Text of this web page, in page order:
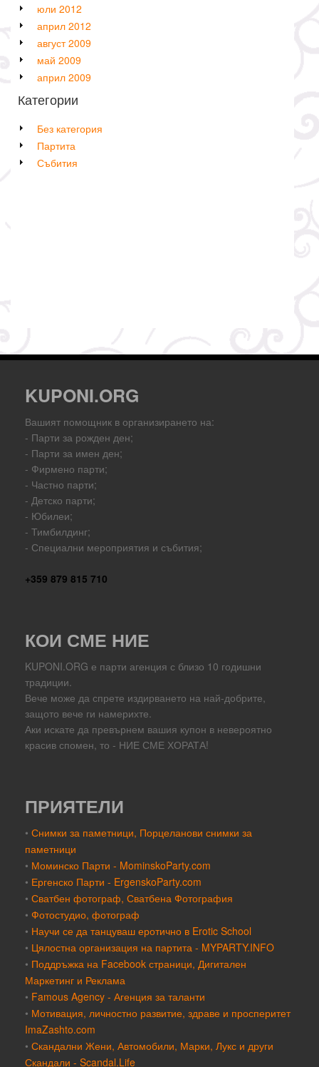
юли 2012
април 2012
август 2009
май 2009
април 2009
Категории
Без категория
Партита
Събития
KUPONI.ORG
Вашият помощник в организирането на:
- Парти за рожден ден;
- Парти за имен ден;
- Фирмено парти;
- Частно парти;
- Детско парти;
- Юбилеи;
- Тимбилдинг;
- Специални мероприятия и събития;
+359 879 815 710
КОИ СМЕ НИЕ
KUPONI.ORG е парти агенция с близо 10 годишни
традиции.
Вече може да спрете издирването на най-добрите,
защото вече ги намерихте.
Аки искате да превърнем вашия купон в невероятно
красив спомен, то - НИЕ СМЕ ХОРАТА!
ПРИЯТЕЛИ
• Снимки за паметници, Порцеланови снимки за
паметници
• Моминско Парти - MominskoParty.com
• Ергенско Парти - ErgenskoParty.com
• Сватбен фотограф, Сватбена Фотография
• Фотостудио, фотограф
• Научи се да танцуваш еротично в Erotic School
• Цялостна организация на партита - MYPARTY.INFO
• Поддръжка на Facebook страници, Дигитален
Маркетинг и Реклама
• Famous Agency - Агенция за таланти
• Мотивация, личностно развитие, здраве и просперитет
ImaZashto.com
• Скандални Жени, Автомобили, Марки, Лукс и други
Скандали - Scandal.Life